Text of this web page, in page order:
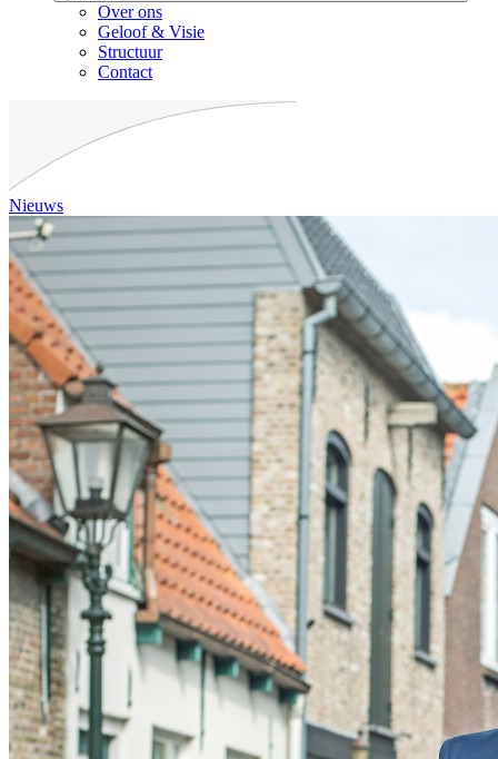
Over ons
Geloof & Visie
Structuur
Contact
Nieuws